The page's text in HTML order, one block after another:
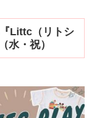
Littc（リトシ
・祝）